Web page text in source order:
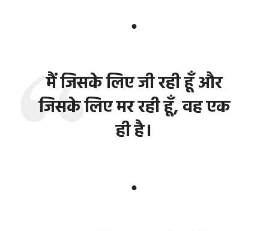
●
मैं जिसके लिए जी रही हूँ और
जिसके लिए मर रही हूँ, वह एक
ही है।
●